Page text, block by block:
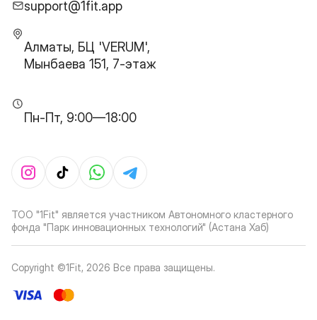
support@1fit.app
Алматы, БЦ 'VERUM',
Мынбаева 151, 7-этаж
Пн-Пт, 9:00—18:00
ТОО "1Fit" является участником Автономного кластерного
фонда "Парк инновационных технологий" (Астана Хаб)
Copyright ©1Fit, 2026 Все права защищены.